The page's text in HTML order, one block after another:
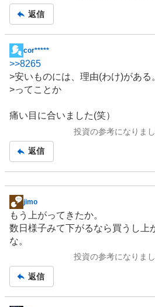
事
返信
掲
示
板
記
cor*****
>>8265
>安いものには、理由(わけ)がある
>ってことか
痛い目に合いました(笑）
投資の参考になりま
返信
掲
示
板
記
jimo
もう上がってきたか。
数日様子みて下がるなら買うし上
な。
投資の参考になりま
返信